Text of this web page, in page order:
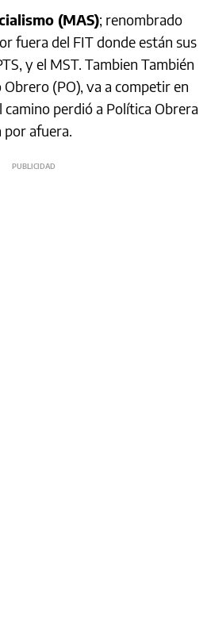
(MAS); renombrado
fuera del FIT donde están sus
y el MST. Tambien También
(PO), va a competir en
camino perdió a Política Obrera
por afuera.